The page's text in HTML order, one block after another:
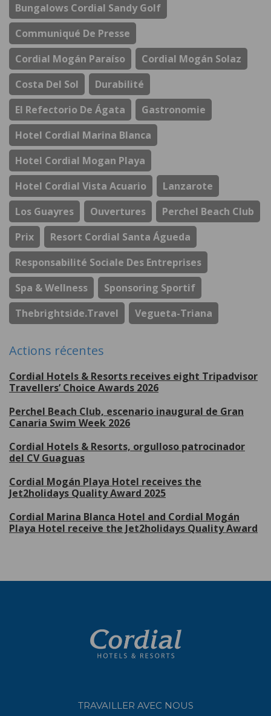
Bungalows Cordial Sandy Golf
Communiqué De Presse
Cordial Mogán Paraíso
Cordial Mogán Solaz
Costa Del Sol
Durabilité
El Refectorio De Ágata
Gastronomie
Hotel Cordial Marina Blanca
Hotel Cordial Mogan Playa
Hotel Cordial Vista Acuario
Lanzarote
Los Guayres
Ouvertures
Perchel Beach Club
Prix
Resort Cordial Santa Águeda
Responsabilité Sociale Des Entreprises
Spa & Wellness
Sponsoring Sportif
Thebrightside.travel
Vegueta-Triana
Actions récentes
Cordial Hotels & Resorts receives eight Tripadvisor
Travellers’ Choice Awards 2026
Perchel Beach Club, escenario inaugural de Gran
Canaria Swim Week 2026
Cordial Hotels & Resorts, orgulloso patrocinador
del CV Guaguas
Cordial Mogán Playa Hotel receives the
Jet2holidays Quality Award 2025
Cordial Marina Blanca Hotel and Cordial Mogán
Playa Hotel receive the Jet2holidays Quality Award
TRAVAILLER AVEC NOUS